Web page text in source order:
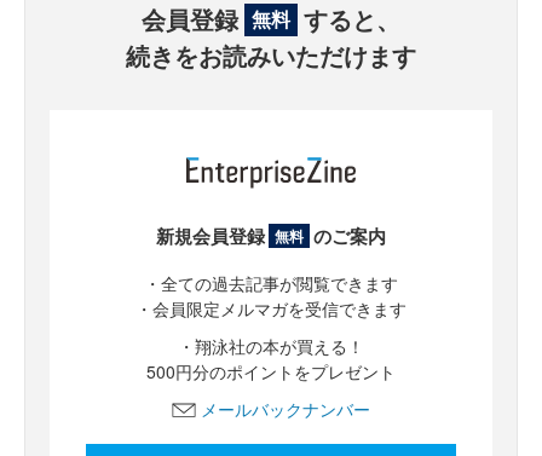
会員登録 無料 すると、
続きをお読みいただけます
新規会員登録 無料 のご案内
・全ての過去記事が閲覧できます
・会員限定メルマガを受信できます
・翔泳社の本が買える！
500円分のポイントをプレゼント
メールバックナンバー